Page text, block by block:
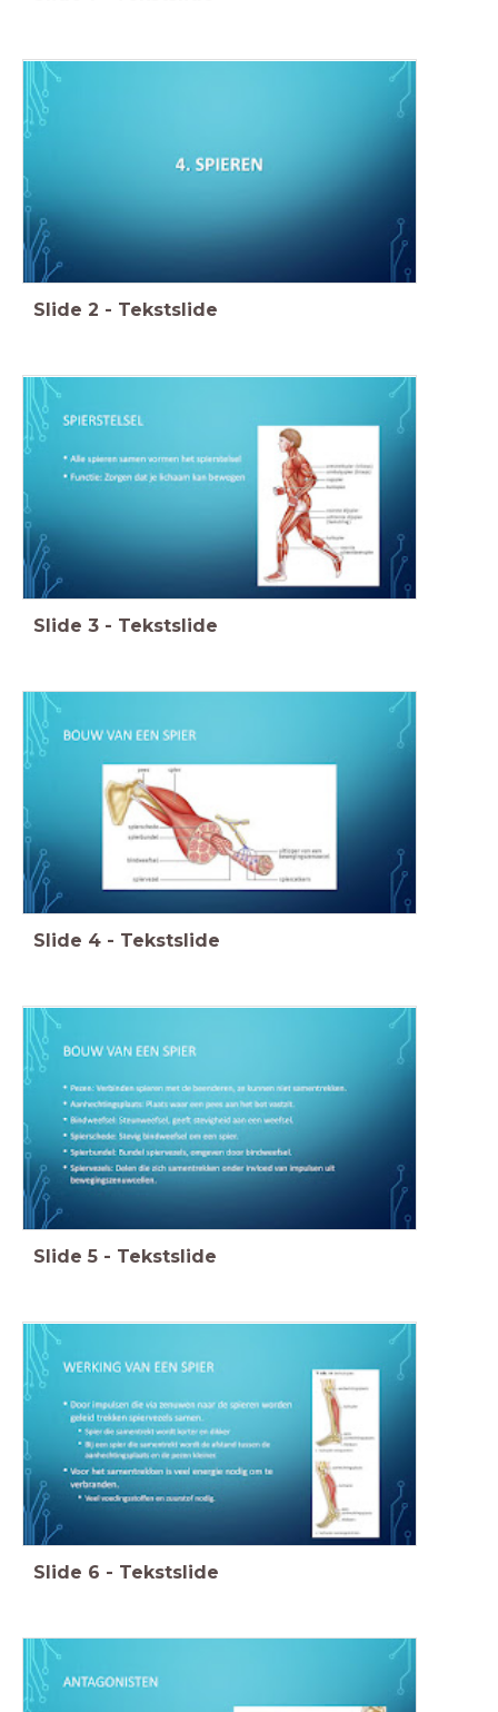
Slide 2 - Tekstslide
Slide 3 - Tekstslide
Slide 4 - Tekstslide
Slide 5 - Tekstslide
Slide 6 - Tekstslide